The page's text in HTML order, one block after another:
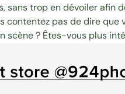
trop en dévoiler afin
contentez pas de dire
scène ? Êtes-vous plus